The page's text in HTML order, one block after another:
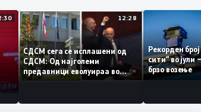
12:30 12:28
СДСМ сега се исплашени од
СДСМ: Од најголеми
предавници еволуираа во
најголеми патриоти
Рекорден
сити“ во
брзо